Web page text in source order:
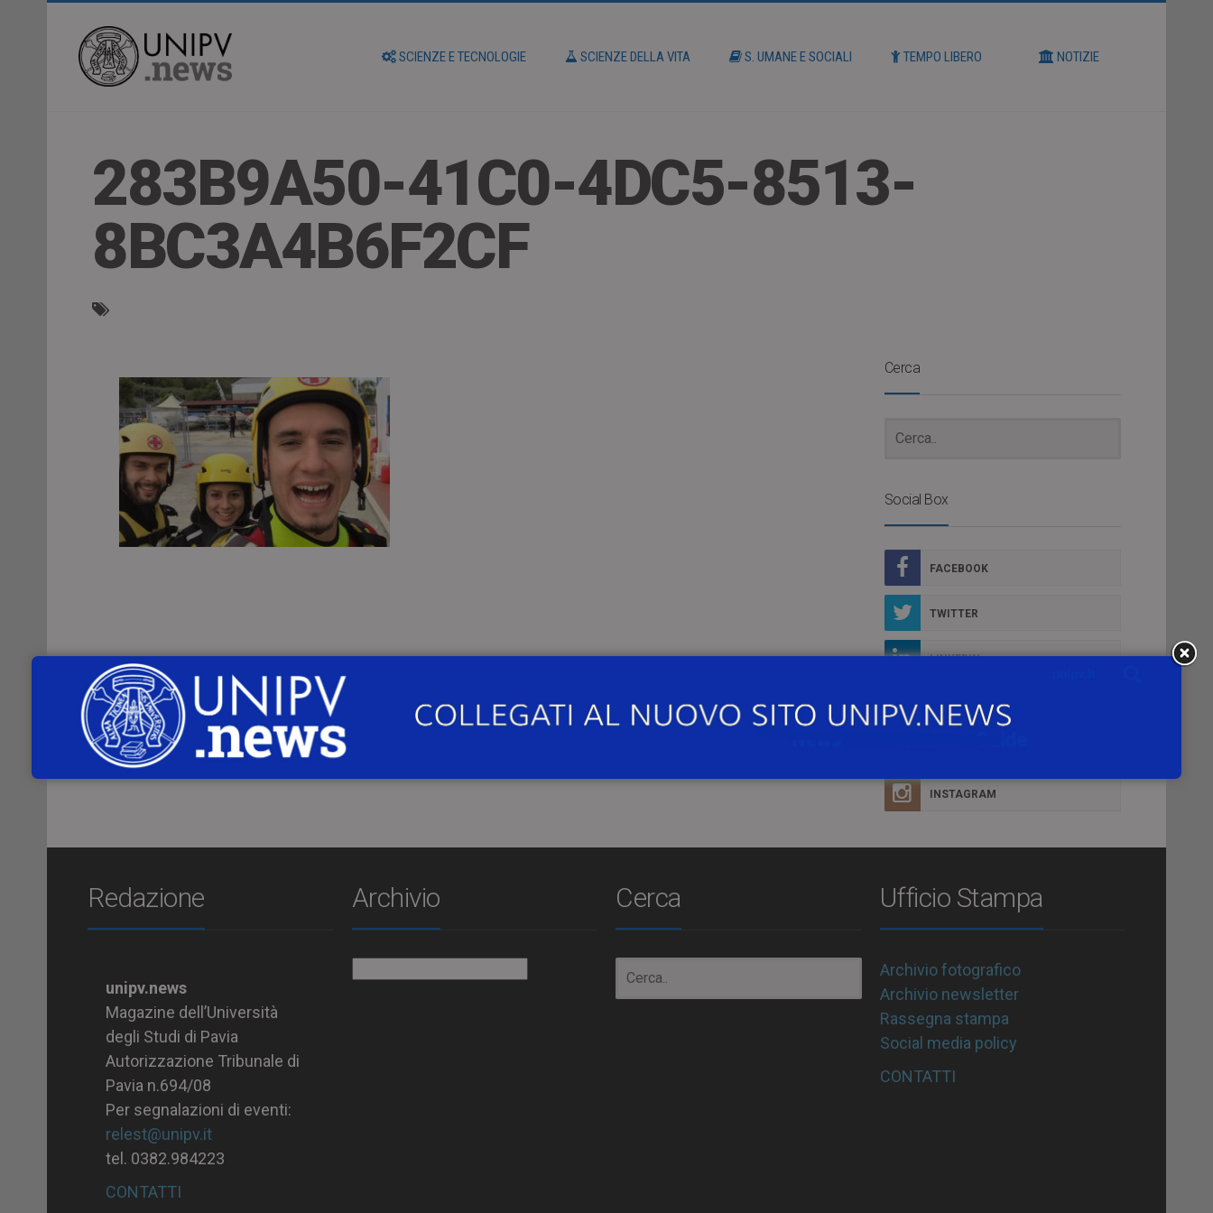
SCIENZE E TECNOLOGIE SCIENZE DELLA VITA S. UMANE E SOCIALI TEMPO LIBERO NOTIZIE
283B9A50-41C0-4DC5-8513-
8BC3A4B6F2CF
Cerca
Social Box
FACEBOOK
TWITTER
LINKEDIN
YOUTUBE
INSTAGRAM
Redazione
unipv.news
Magazine dell’Università
degli Studi di Pavia
Autorizzazione Tribunale di
Pavia n.694/08
Per segnalazioni di eventi:
relest@unipv.it
tel. 0382.984223
CONTATTI
Archivio Cerca Ufficio Stampa
Archivio fotografico
Archivio newsletter
Rassegna stampa
Social media policy
CONTATTI